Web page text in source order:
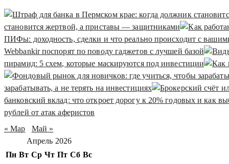
становится жертвой, а приставы — защитниками
ПИФы: доходность, сделки и что реально происходит с
Webbankir поспорят по поводу гаджетов с лучшей базой
пирамид: 5 схем, которые маскируются под инвестиции
зарабатывать, а не терять на инвестициях
банковский вклад: что откроет дорогу к 20% годовых и как
рублей от атак аферистов
« Мар
Май »
Апрель 2026
Пн Вт Ср Чт Пт Сб Вс